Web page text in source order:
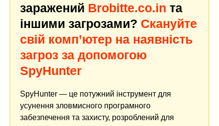
заражений Brobitte.co.in та
іншими загрозами? Скануйте
свій комп’ютер на наявність
загроз за допомогою
SpyHunter
SpyHunter — це потужний інструмент для
усунення зловмисного програмного
забезпечення та захисту, розроблений для